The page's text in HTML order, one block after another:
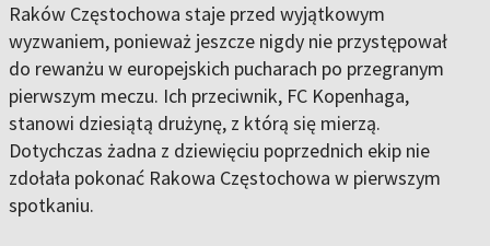
Raków Częstochowa staje przed wyjątkowym
wyzwaniem, ponieważ jeszcze nigdy nie przystępował
do rewanżu w europejskich pucharach po przegranym
pierwszym meczu. Ich przeciwnik, FC Kopenhaga,
stanowi dziesiątą drużynę, z którą się mierzą.
Dotychczas żadna z dziewięciu poprzednich ekip nie
zdołała pokonać Rakowa Częstochowa w pierwszym
spotkaniu.